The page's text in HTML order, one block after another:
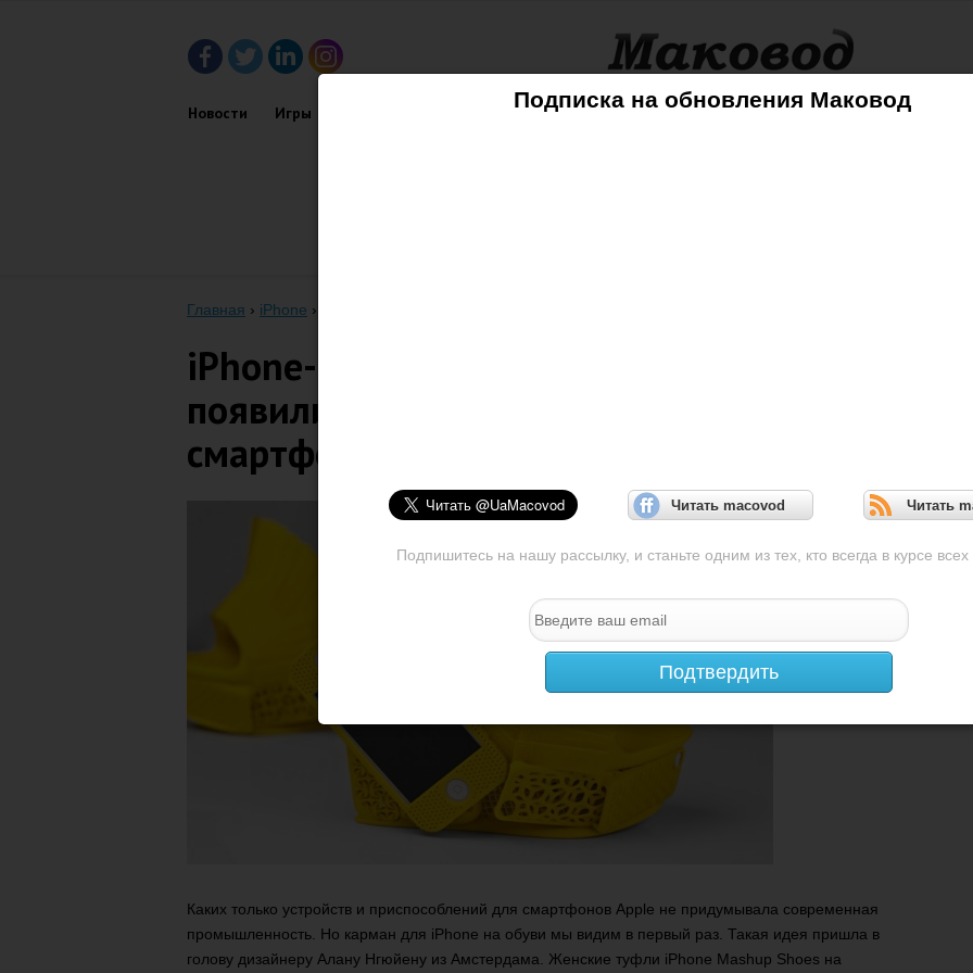
Подписка на обновления Маковод
Читать macovod Читать
Подпишитесь на нашу рассылку, и станьте одним из тех, кто всегда в курсе всех
Подтвердить
Новости Игры Советы Mac iPhone iPad iPod AppleTV
Главная › iPhone ›
iPhone-мода шагает по планете:
появились туфли с карманом для
смартфона
Каких только устройств и приспособлений для смартфонов Apple не придумывала современная
промышленность. Но карман для iPhone на обуви мы видим в первый раз. Такая идея пришла в
голову дизайнеру Алану Нгюйену из Амстердама. Женские туфли iPhone Mashup Shoes на